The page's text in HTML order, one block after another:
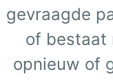
gevraagde
of bestaat
opnieuw of